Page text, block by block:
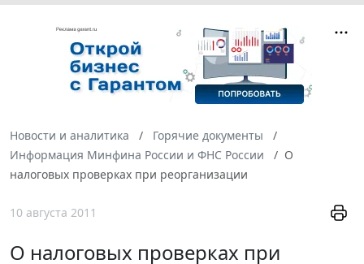
Новости и аналитика
Горячие документы
Информация Минфина России и ФНС России
О
налоговых проверках при реорганизации
10 августа 2011
О налоговых проверках при